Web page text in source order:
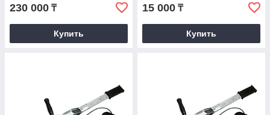
230 000 ₸
Купить
15 000 ₸
Купить